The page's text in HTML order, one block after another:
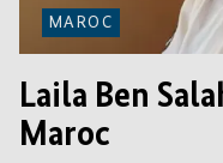
MAROC
Laila Ben
Maroc